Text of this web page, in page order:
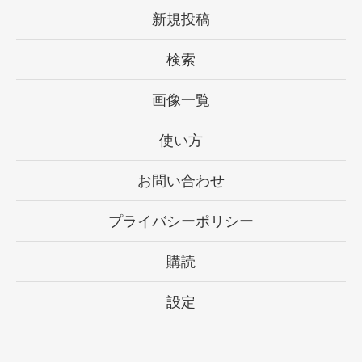
新規投稿
検索
画像一覧
使い方
お問い合わせ
プライバシーポリシー
購読
設定